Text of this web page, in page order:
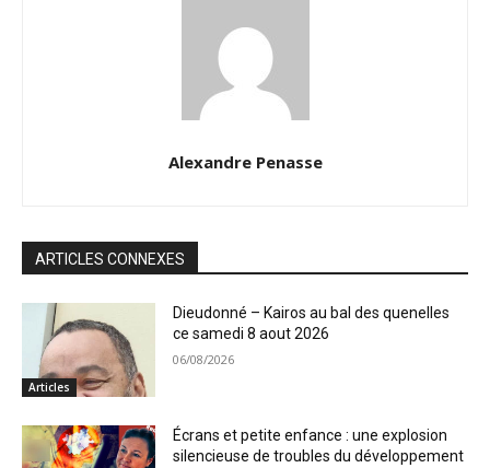
Alexandre Penasse
ARTICLES CONNEXES
Articles
Dieudonné – Kairos au bal des quenelles
ce samedi 8 aout 2026
06/08/2026
Écrans et petite enfance : une explosion
silencieuse de troubles du développement